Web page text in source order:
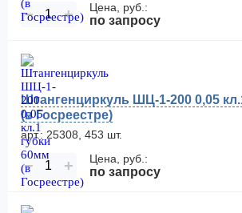
− + Цена, руб.:
по запросу
Штангенциркуль ШЦ-1-200 0,05
(в Госреестре)
арт.: 25308, 453 шт.
− + Цена, руб.:
по запросу